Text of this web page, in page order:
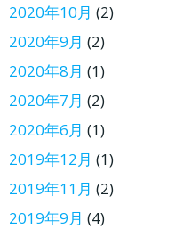
2020年10月 (2)
2020年9月 (2)
2020年8月 (1)
2020年7月 (2)
2020年6月 (1)
2019年12月 (1)
2019年11月 (2)
2019年9月 (4)